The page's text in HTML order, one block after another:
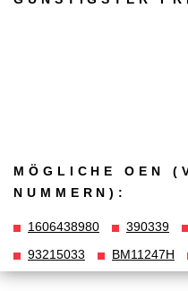
MÖGLICHE OEN
NUMMERN):
1606438980 390339
93215033
BM11247H